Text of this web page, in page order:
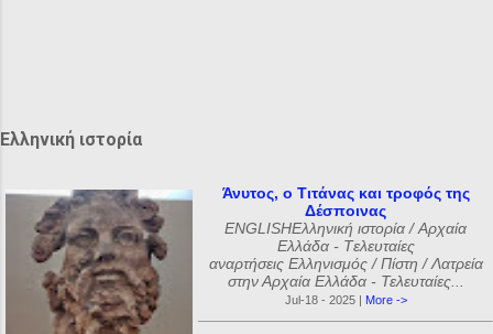
Ελληνική ιστορία
Άνυτος, ο Τιτάνας και τροφός της
Δέσποινας
ENGLISHΕλληνική ιστορία / Αρχαία
Ελλάδα - Tελευταίες
αναρτήσεις Ελληνισμός / Πίστη / Λατρεία
στην Αρχαία Ελλάδα - Τελευταίες...
Jul-18 - 2025 | More ->